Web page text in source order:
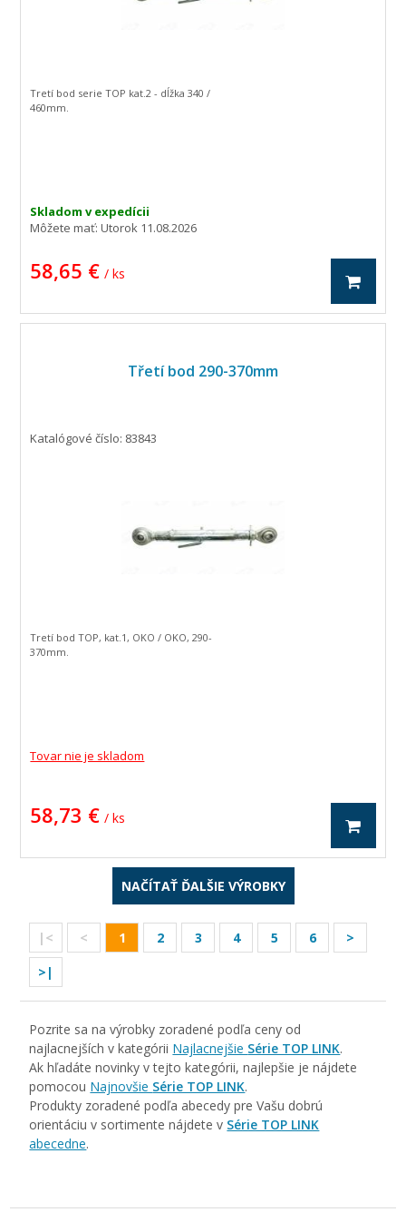
Skladom v expedícii
Môžete mať:Utorok 11.08.2026
58,65 € / ks
Tretí bod serie TOP kat.2 - dĺžka 340 /
460mm.
Třetí bod 290-370mm
Katalógové číslo: 83843
Tovar nie je skladom
58,73 € / ks
Tretí bod TOP, kat.1, OKO / OKO, 290-
370mm.
NAČÍTAŤ ĎALŠIE VÝROBKY
|< < 1 2 3 4 5 6
>
>|
Pozrite sa na výrobky zoradené podľa ceny od
najlacnejších v kategórii Najlacnejšie Série TOP LINK.
Ak hľadáte novinky v tejto kategórii, najlepšie je nájdete
pomocou Najnovšie Série TOP LINK.
Produkty zoradené podľa abecedy pre Vašu dobrú
orientáciu v sortimente nájdete v Série TOP LINK
abecedne.